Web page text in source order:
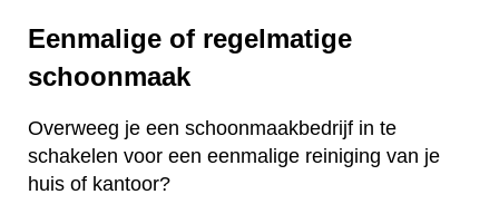
Eenmalige of regelmatige
schoonmaak
Overweeg je een schoonmaakbedrijf in te
schakelen voor een eenmalige reiniging van je
huis of kantoor?